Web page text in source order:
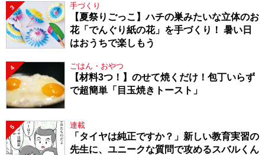
3 手づくり
【夏祭りごっこ】ハチの巣みたいな立体のお
花「でんぐり紙の花」を手づくり！ 暑い日
はおうちで楽しもう
4 ごはん・おやつ
【材料3つ！】のせて焼くだけ！包丁いらず
で超簡単「目玉焼きトースト」
5 連載
「タイヤは純正ですか？」新しい教育実習の
先生に、ユニークな質問で攻めるスバルくん